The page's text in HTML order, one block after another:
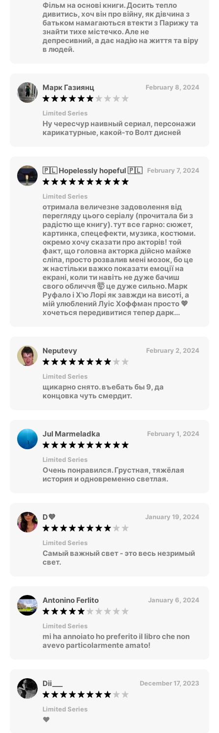
Фільм на основі книги. Досить тепло
дивитись, хоч він про війну, як дівчина з
батьком намагаються втекти з Парижу та
знайти тихе містечко. Але не
депресивний, а дає надію на життя та віру
в людей.
Марк Газиянц February 8, 2024
Limited Series
Ну чересчур наивный сериал, персонажи
карикатурные, какой-то Волт дисней
🇵🇱 Hopelessly hopeful 🇵🇱 February 7, 2024
Limited Series
отримала величезне задоволення від
перегляду цього серіалу (прочитала би з
радістю ще книгу). тут все гарно: сюжет,
картинка, спецефекти, музика, костюми.
окремо хочу сказати про акторів! той
факт, що головна акторка дійсно майже
сліпа, просто розвалив мені мозок, бо це
ж настільки важко показати емоції на
екрані, коли ти навіть не дуже бачиш
свого обличчя 🤯 це дуже сильно. Марк
Руфало і Х'ю Лорі як завжди на висоті, а
мій улюблений Луіс Хоффман просто 💖
хочеться передивитися тепер дарк...
Neputevy February 2, 2024
Limited Series
щикарно снято. въебать бы 9, да
концовка чуть смердит.
Jul Marmeladka February 1, 2024
Limited Series
Очень понравился. Грустная, тяжёлая
история и одновременно светлая.
D💜 January 19, 2024
Limited Series
Самый важный свет - это весь незримый
свет.
Antonino Ferlito January 6, 2024
Limited Series
mi ha annoiato ho preferito il libro che non
avevo particolarmente amato!
Dii___ December 17, 2023
Limited Series
❤️